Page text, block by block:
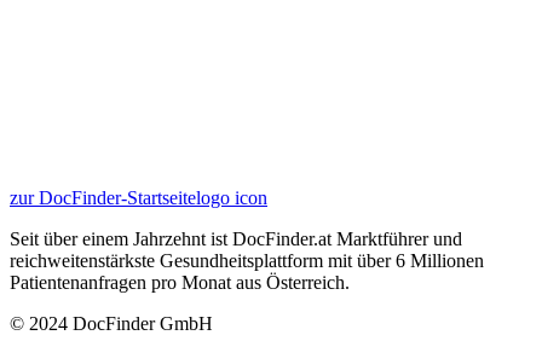
zur DocFinder-Startseitelogo icon
Seit über einem Jahrzehnt ist DocFinder.at Marktführer und
reichweitenstärkste Gesundheitsplattform mit über 6 Millionen
Patientenanfragen pro Monat aus Österreich.
© 2024 DocFinder GmbH